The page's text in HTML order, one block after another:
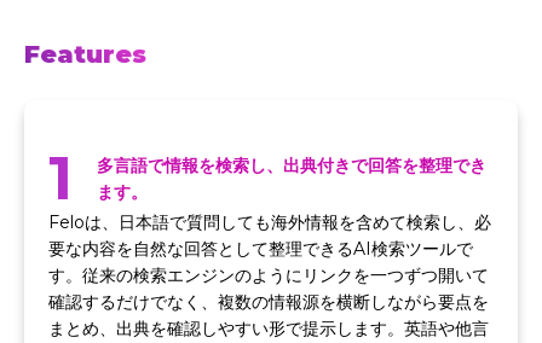
Features
1
多言語で情報を検索し、出典付きで回答を整理でき
ます。
Feloは、日本語で質問しても海外情報を含めて検索し、必
要な内容を自然な回答として整理できるAI検索ツールで
す。従来の検索エンジンのようにリンクを一つずつ開いて
確認するだけでなく、複数の情報源を横断しながら要点を
まとめ、出典を確認しやすい形で提示します。英語や他言